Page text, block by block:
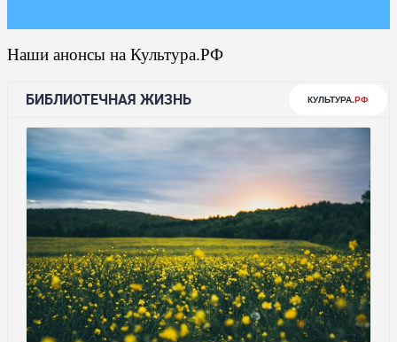
Наши анонсы на Культура.РФ